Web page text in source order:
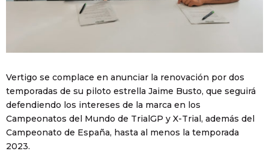
Vertigo se complace en anunciar la renovación por dos
temporadas de su piloto estrella Jaime Busto, que seguirá
defendiendo los intereses de la marca en los
Campeonatos del Mundo de TrialGP y X-Trial, además del
Campeonato de España, hasta al menos la temporada
2023.